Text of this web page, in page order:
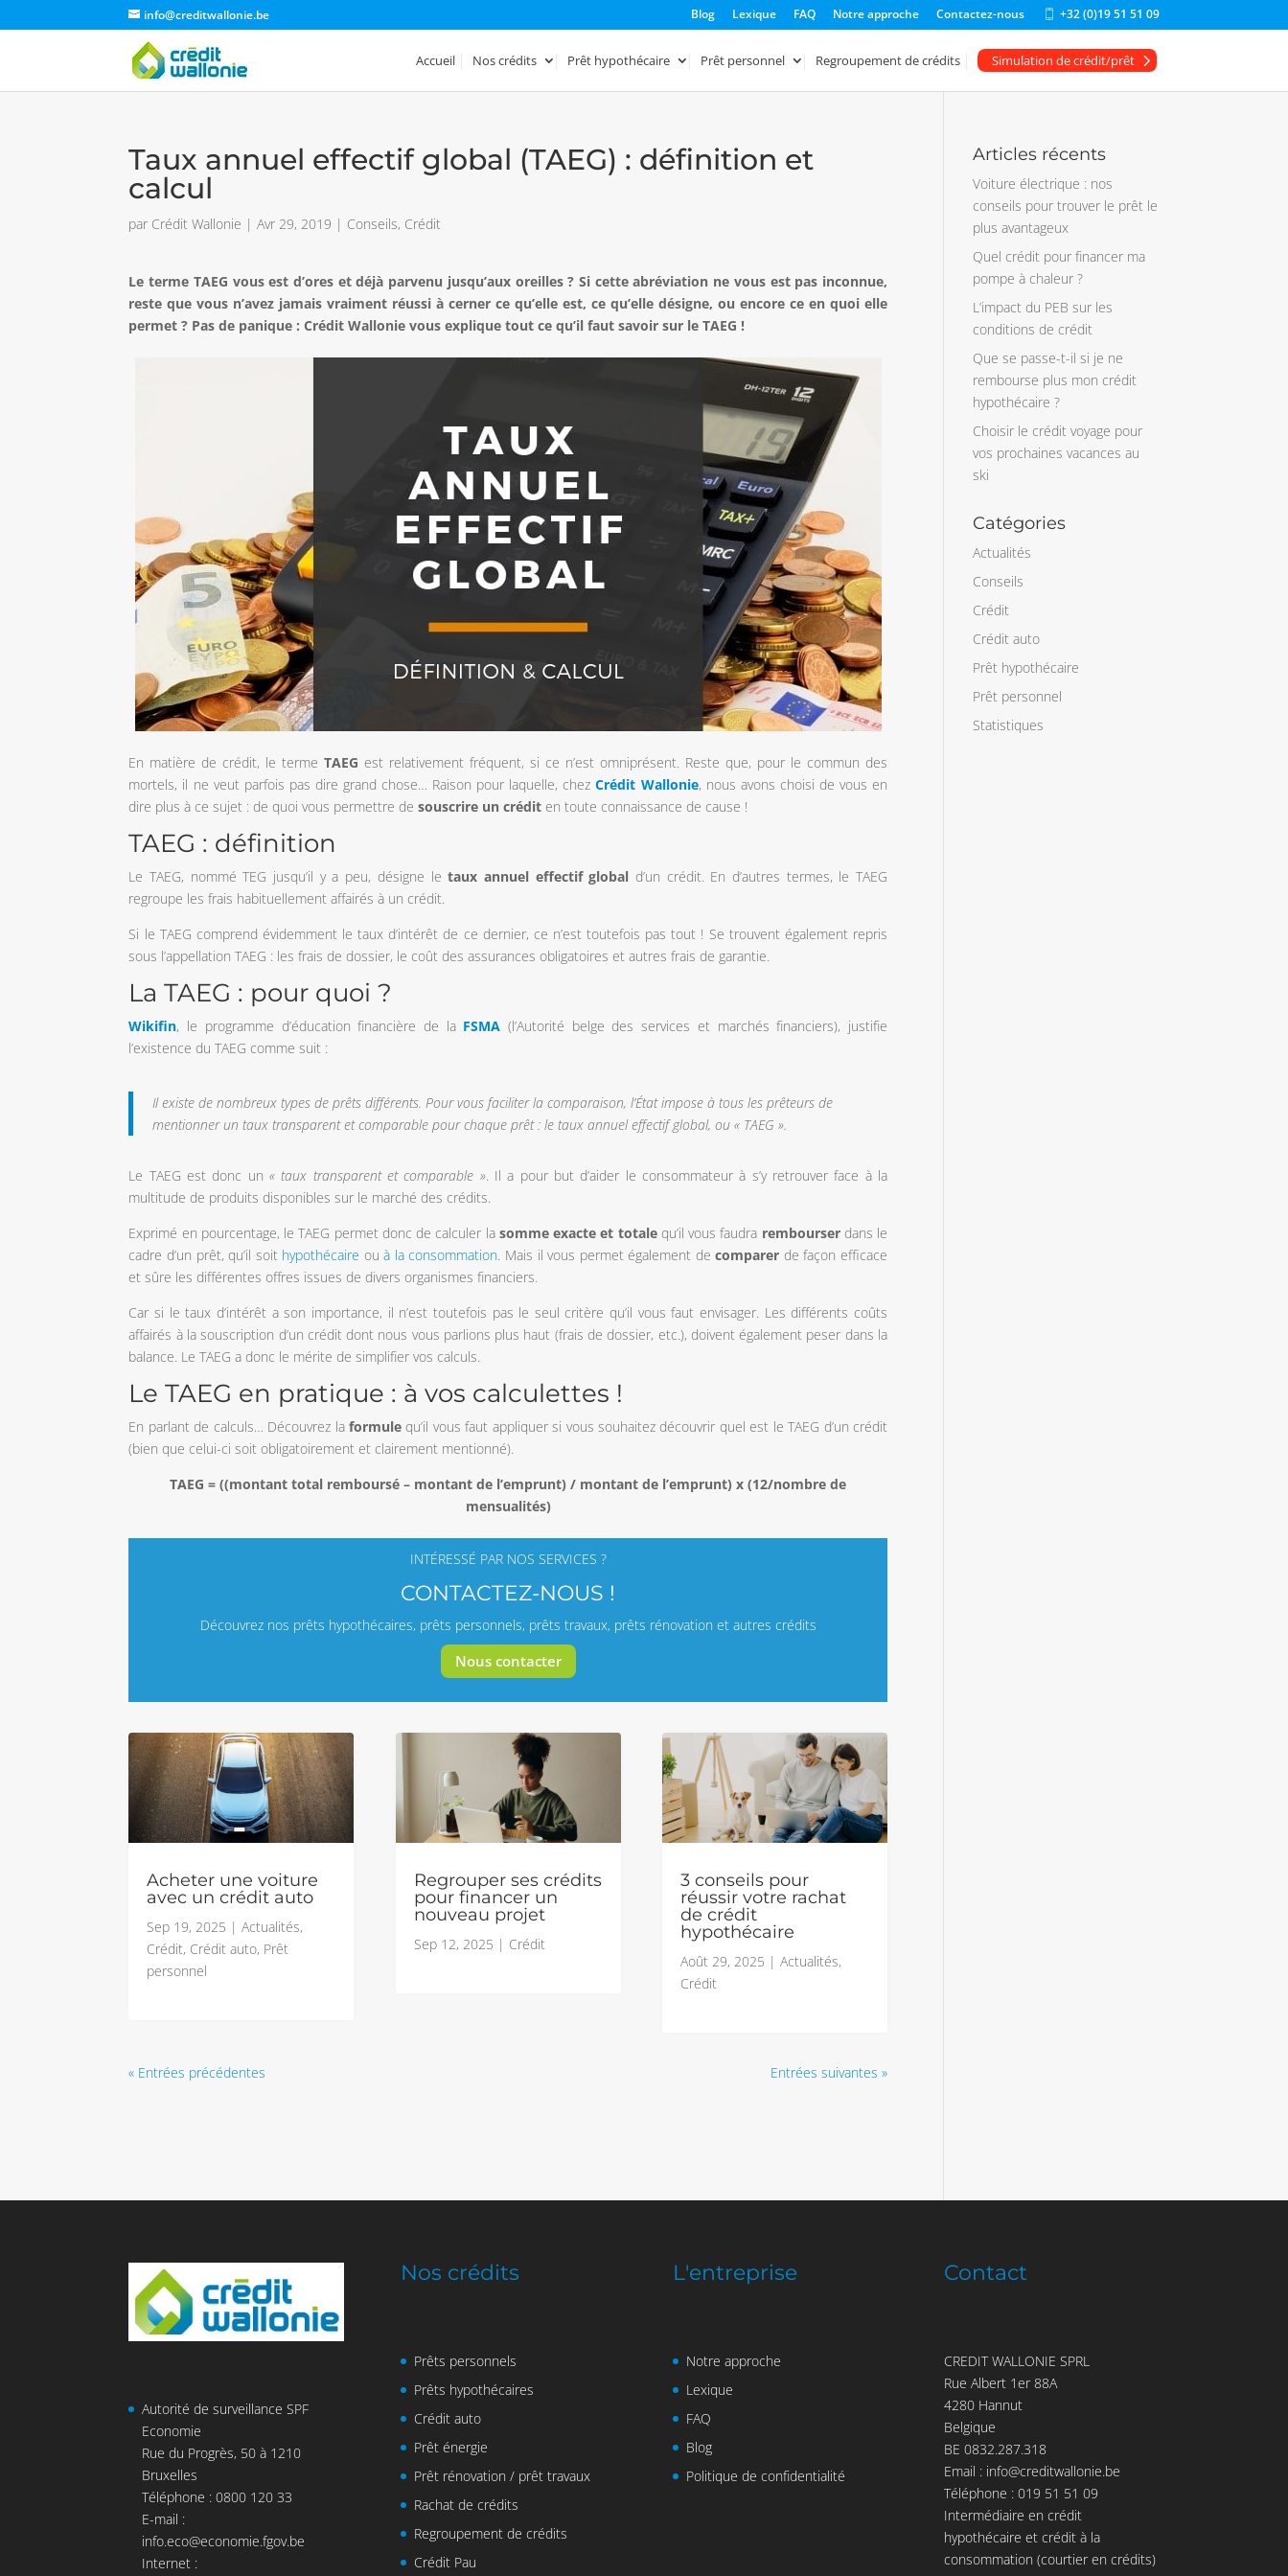
info@creditwallonie.be Blog Lexique FAQ Notre approche Contactez-nous
m
o
bi
le
ic
+32 (0)19 51 51 09
Accueil Nos crédits Prêt hypothécaire Prêt personnel Regroupement de crédits Simulation de crédit/prêt
Taux annuel effectif global (TAEG) : définition et
calcul
par Crédit Wallonie |Avr 29, 2019 | Conseils, Crédit
Le terme TAEG vous est d’ores et déjà parvenu jusqu’aux oreilles ? Si cette abréviation ne vous est pas inconnue,
reste que vous n’avez jamais vraiment réussi à cerner ce qu’elle est, ce qu’elle désigne, ou encore ce en quoi elle
permet ? Pas de panique : Crédit Wallonie vous explique tout ce qu’il faut savoir sur le TAEG !
En matière de crédit, le termeTAEG est relativement fréquent, si ce n’est omniprésent. Reste que, pour le commun des
mortels, il ne veut parfois pas dire grand chose… Raison pour laquelle, chezCrédit Wallonie, nous avons choisi de vous en
dire plus à ce sujet : de quoi vous permettre desouscrire un crédit en toute connaissance de cause !
TAEG : définition
Le TAEG, nommé TEG jusqu’il y a peu, désigne letaux annuel effectif global d’un crédit. En d’autres termes, le TAEG
regroupe les frais habituellement affairés à un crédit.
Si le TAEG comprend évidemment le taux d’intérêt de ce dernier, ce n’est toutefois pas tout ! Se trouvent également repris
sous l’appellation TAEG : les frais de dossier, le coût des assurances obligatoires et autres frais de garantie.
La TAEG : pour quoi ?
Wikifin, le programme d’éducation financière de la FSMA (l’Autorité belge des services et marchés financiers), justifie
l’existence du TAEG comme suit :
Il existe de nombreux types de prêts différents. Pour vous faciliter la comparaison, l’État impose à tous les prêteurs de
mentionner un taux transparent et comparable pour chaque prêt : le taux annuel effectif global, ou « TAEG ».
Le TAEG est donc un« taux transparent et comparable ». Il a pour but d’aider le consommateur à s’y retrouver face à la
multitude de produits disponibles sur le marché des crédits.
Exprimé en pourcentage, le TAEG permet donc de calculer la somme exacte et totalequ’il vous faudra rembourserdans le
cadre d’un prêt, qu’il soit hypothécaire ouà la consommation. Mais il vous permet également decomparer de façon efficace
et sûre les différentes offres issues de divers organismes financiers.
Car si le taux d’intérêt a son importance, il n’est toutefois pas le seul critère qu’il vous faut envisager. Les différents coûts
affairés à la souscription d’un crédit dont nous vous parlions plus haut (frais de dossier, etc.), doivent également peser dans la
balance. Le TAEG a donc le mérite de simplifier vos calculs.
Le TAEG en pratique : à vos calculettes !
En parlant de calculs… Découvrez la formule qu’il vous faut appliquer si vous souhaitez découvrir quel est le TAEG d’un crédit
(bien que celui-ci soit obligatoirement et clairement mentionné).
TAEG = ((montant total remboursé – montant de l’emprunt) / montant de l’emprunt) x (12/nombre de
mensualités)
INTÉRESSÉ PAR NOS SERVICES ?
CONTACTEZ-NOUS !
Découvrez nos prêts hypothécaires, prêts personnels, prêts travaux, prêts rénovation et autres crédits
Nous contacter
Acheter une voiture
avec un crédit auto
Sep 19, 2025 |Actualités,
Crédit, Crédit auto, Prêt
personnel
Regrouper ses crédits
pour financer un
nouveau projet
Sep 12, 2025 | Crédit
3 conseils pour
réussir votre rachat
de crédit
hypothécaire
Août 29, 2025 |Actualités,
Crédit
« Entrées précédentes Entrées suivantes »
Articles récents
Voiture électrique : nos
conseils pour trouver le prêt le
plus avantageux
Quel crédit pour financer ma
pompe à chaleur ?
L’impact du PEB sur les
conditions de crédit
Que se passe-t-il si je ne
rembourse plus mon crédit
hypothécaire ?
Choisir le crédit voyage pour
vos prochaines vacances au
ski
Catégories
Actualités
Conseils
Crédit
Crédit auto
Prêt hypothécaire
Prêt personnel
Statistiques
Autorité de surveillance SPF
Economie
Rue du Progrès, 50 à 1210
Bruxelles
Téléphone : 0800 120 33
E-mail :
info.eco@economie.fgov.be
Internet :
Nos crédits
Prêts personnels
Prêts hypothécaires
Crédit auto
Prêt énergie
Prêt rénovation / prêt travaux
Rachat de crédits
Regroupement de crédits
Crédit Pau
L'entreprise
Notre approche
Lexique
FAQ
Blog
Politique de confidentialité
Contact
CREDIT WALLONIE SPRL
Rue Albert 1er 88A
4280 Hannut
Belgique
BE 0832.287.318
Email : info@creditwallonie.be
Téléphone :019 51 51 09
Intermédiaire en crédit
hypothécaire et crédit à la
consommation (courtier en crédits)